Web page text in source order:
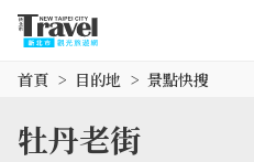
首頁 目的地 景點快搜
牡丹老街